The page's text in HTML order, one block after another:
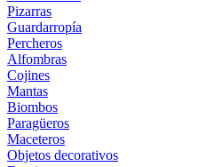
Pizarras
Guardarropía
Percheros
Alfombras
Cojines
Mantas
Biombos
Paragüeros
Maceteros
Objetos decorativos